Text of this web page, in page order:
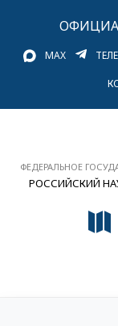
MAX
ФЕДЕРАЛЬНОЕ
РОССИЙСКИЙ